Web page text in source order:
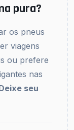
pura?
os pneus
viagens
ou prefere
nas
seu